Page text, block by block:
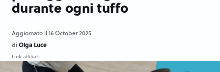
durante ogni tuffo
Aggiornato il 16 October 2025
diOlga Luce
Link affiliati